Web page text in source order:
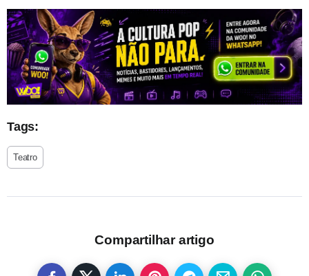
Tags:
Teatro
Compartilhar artigo